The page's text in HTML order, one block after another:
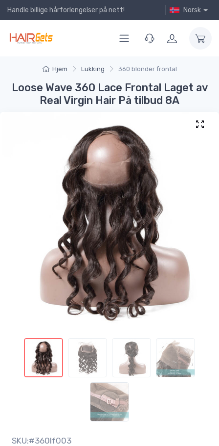
Handle billige hårforlengelser på nett! Norsk
Hjem Lukking 360 blonder frontal
Loose Wave 360 Lace Frontal Laget av
Real Virgin Hair På tilbud 8A
SKU:#360lf003